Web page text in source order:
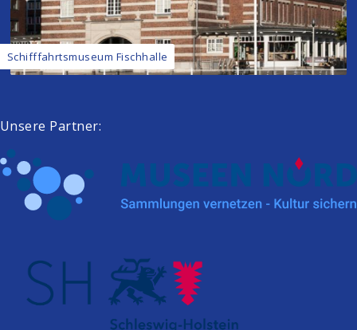
Schifffahrtsmuseum Fischhalle
Unsere Partner: